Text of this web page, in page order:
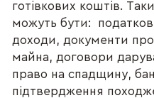
готівкових коштів.
можуть бути:
доходи, документи
майна, договори
право на спадщину,
підтвердження